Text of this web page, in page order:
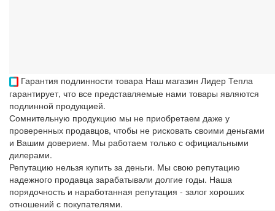
Гарантия подлинности товара Наш магазин Лидер Тепла
гарантирует, что все представляемые нами товары являются
подлинной продукцией.
Сомнительную продукцию мы не приобретаем даже у
проверенных продавцов, чтобы не рисковать своими деньгами
и Вашим доверием. Мы работаем только с официальными
дилерами.
Репутацию нельзя купить за деньги. Мы свою репутацию
надежного продавца зарабатывали долгие годы. Наша
порядочность и наработанная репутация - залог хороших
отношений с покупателями.